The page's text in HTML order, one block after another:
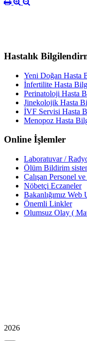
Hastalık
Yeni Doğan Hasta
İnfertilite Hasta
Perinatoloji Hasta
Jinekolojik Hasta
İVF Servisi Hasta
Menopoz Hasta
Online İşlemler
Laboratuvar /
Ölüm Bildirim
Çalışan Personel
Nöbetçi Eczaneler
Bakanlığımız Web
Önemli Linkler
Olumsuz Olay (
2026